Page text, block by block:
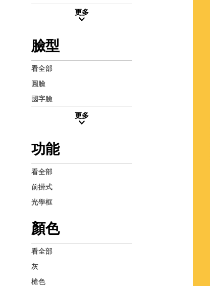
更多
臉型
看全部
圓臉
國字臉
更多
功能
看全部
前掛式
光學框
顏色
看全部
灰
槍色